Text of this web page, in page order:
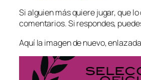
Si alguien más quiere jugar, que lo
comentarios. Si respondes,
Aquí la imagen de nuevo,